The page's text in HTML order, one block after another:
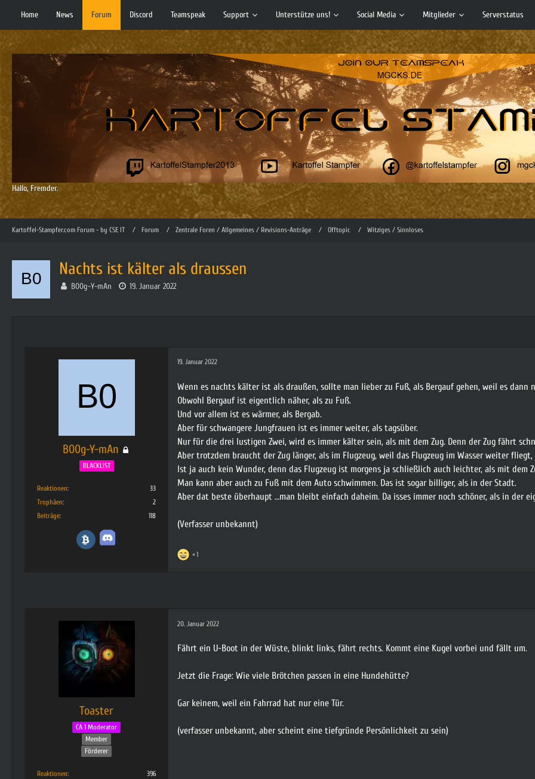
Home News Forum Discord Teamspeak Support Unterstütze uns! Social Media Mitglieder Serverstatus
Hallo, Fremder.
Kartoffel-Stampfer.com Forum - by CSE IT Forum Zentrale Foren / Allgemeines / Revisions-Anträge Offtopic Witziges / Sinnloses
Nachts ist kälter als draussen
B00g-Y-mAn 19. Januar 2022
B00g-Y-mAn
BLACKLIST
Reaktionen
33
Trophäen
2
Beiträge
118
19. Januar 2022
Wenn es nachts kälter ist als draußen, sollte man lieber zu Fuß, als Bergauf gehen, weil es dann
Obwohl Bergauf ist eigentlich näher, als zu Fuß.
Und vor allem ist es wärmer, als Bergab.
Aber für schwangere Jungfrauen ist es immer weiter, als tagsüber.
Nur für die drei lustigen Zwei, wird es immer kälter sein, als mit dem Zug. Denn der Zug fährt
Aber trotzdem braucht der Zug länger, als im Flugzeug, weil das Flugzeug im Wasser weiter
Ist ja auch kein Wunder, denn das Flugzeug ist morgens ja schließlich auch leichter, als mit dem
Man kann aber auch zu Fuß mit dem Auto schwimmen. Das ist sogar billiger, als in der Stadt.
Aber dat beste überhaupt …man bleibt einfach daheim. Da isses immer noch schöner, als in der
(Verfasser unbekannt)
1
Toaster
CA 1 Moderator
Member
Förderer
Reaktionen
396
20. Januar 2022
Fährt ein U-Boot in der Wüste, blinkt links, fährt rechts. Kommt eine Kugel vorbei und fällt um.
Jetzt die Frage: Wie viele Brötchen passen in eine Hundehütte?
Gar keinem, weil ein Fahrrad hat nur eine Tür.
(verfasser unbekannt, aber scheint eine tiefgründe Persönlichkeit zu sein)